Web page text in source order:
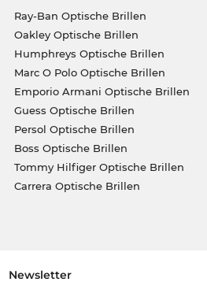
Ray-Ban Optische Brillen
Oakley Optische Brillen
Humphreys Optische Brillen
Marc O Polo Optische Brillen
Emporio Armani Optische Brillen
Guess Optische Brillen
Persol Optische Brillen
Boss Optische Brillen
Tommy Hilfiger Optische Brillen
Carrera Optische Brillen
Newsletter